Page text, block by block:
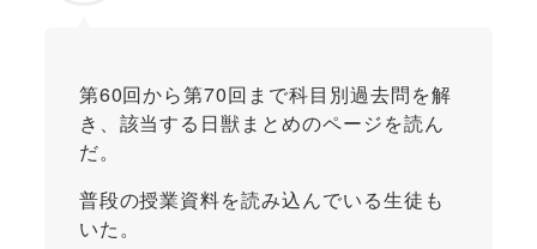
第60回から第70回まで科目別過去問を解
き、該当する日獣まとめのページを読ん
だ。
普段の授業資料を読み込んでいる生徒も
いた。